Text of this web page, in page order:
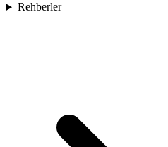
Rehberler